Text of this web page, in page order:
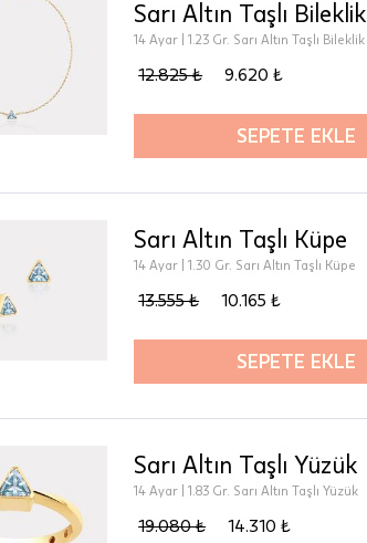
Sarı Altın Taşlı Bileklik
14 Ayar | 1.23 Gr. Sarı Altın Taşlı Bileklik
12.825 ₺ 9.620 ₺
SEPETE EKLE
Sarı Altın Taşlı Küpe
14 Ayar | 1.30 Gr. Sarı Altın Taşlı Küpe
13.555 ₺ 10.165 ₺
SEPETE EKLE
Sarı Altın Taşlı Yüzük
14 Ayar | 1.83 Gr. Sarı Altın Taşlı Yüzük
19.080 ₺ 14.310 ₺
hafta içi 08:00-
sipariş verilen gün
eden ilk iş